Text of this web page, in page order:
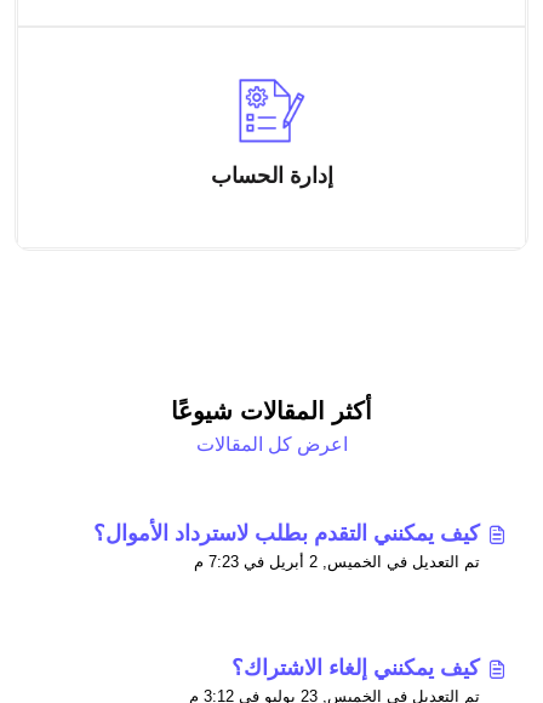
إدارة الحساب
أكثر المقالات شيوعًا
اعرض كل المقالات
كيف يمكنني التقدم بطلب لاسترداد الأموال؟
تم التعديل في الخميس, 2 أبريل في 7:23 م
كيف يمكنني إلغاء الاشتراك؟
تم التعديل في الخميس, 23 يوليو في 3:12 م